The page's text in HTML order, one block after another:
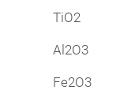
TiO2
Al2O3
Fe2O3